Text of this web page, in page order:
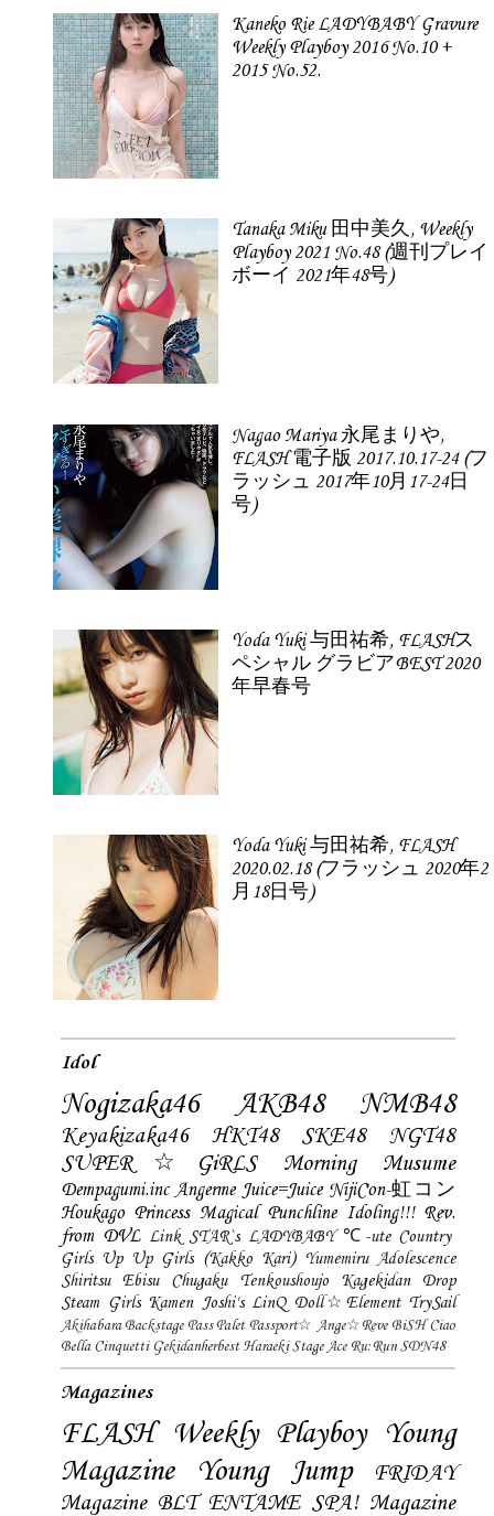
Kaneko Rie LADYBABY Gravure
Weekly Playboy 2016 No.10 +
2015 No.52.
Tanaka Miku 田中美久, Weekly
Playboy 2021 No.48 (週刊プレイ
ボーイ 2021年48号)
Nagao Mariya 永尾まりや,
FLASH 電子版 2017.10.17-24 (フ
ラッシュ 2017年10月17-24日
号)
Yoda Yuki 与田祐希, FLASHス
ペシャル グラビアBEST 2020
年早春号
Yoda Yuki 与田祐希, FLASH
2020.02.18 (フラッシュ 2020年2
月18日号)
Idol
Nogizaka46 AKB48 NMB48
Keyakizaka46 HKT48 SKE48
NGT48
SUPER☆GiRLS
Morning Musume
Dempagumi.inc Angerme Juice=Juice NijiCon-虹コン
Houkago Princess Magical Punchline Idoling!!! Rev.
from DVL Link STAR`s LADYBABY ℃-ute Country
Girls Up Up Girls (Kakko Kari) Yumemiru Adolescence
Shiritsu Ebisu Chugaku
Tenkoushoujo Kagekidan
Drop
Steam Girls Kamen Joshi's LinQ Doll☆Element TrySail
Akihabara Backstage Pass Palet Passport☆ Ange☆Reve BiSH Ciao
Bella Cinquetti Gekidanherbest Haraeki Stage Ace Ru:Run SDN48
Magazines
FLASH Weekly Playboy Young
Magazine
Young Jump
FRIDAY
Magazine BLT ENTAME SPA! Magazine